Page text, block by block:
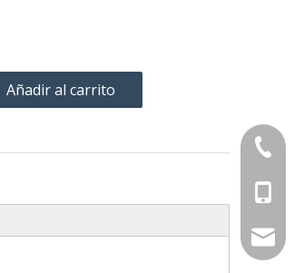
Añadir al carrito
+86-